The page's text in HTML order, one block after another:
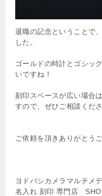
退職の記念ということで
した。
ゴールドの時計とゴシッ
いですね！
刻印スペースが広い場合
すので、ぜひご相談くださ
ご依頼を頂きありがとう
ヨドバシカメラマルチメ
名入れ 刻印 専門店